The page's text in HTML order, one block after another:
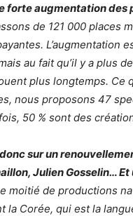
forte augmentation
de 121 000 places
L’augmentation
au fait qu’il y a plus
plus longtemps. Ce
nous proposons 47
50 % sont des
sur un
Julien Gosselin…
moitié de productions
la Corée, qui est la